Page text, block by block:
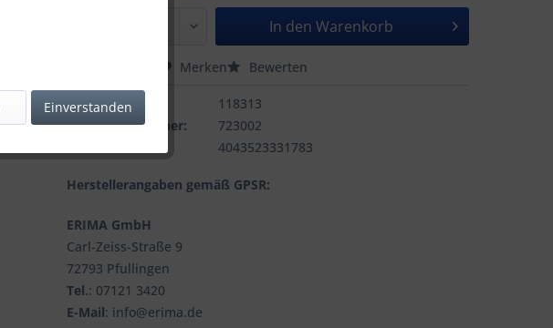
In den Warenkorb
Merken Bewerten
Artikel-Nr.:
118313
Herstellernummer:
723002
4043523331783
Herstellerangaben gemäß GPSR:
ERIMA GmbH
Carl-Zeiss-Straße 9
72793 Pfullingen
Tel.: 07121 3420
E-Mail: info@erima.de
Einverstanden